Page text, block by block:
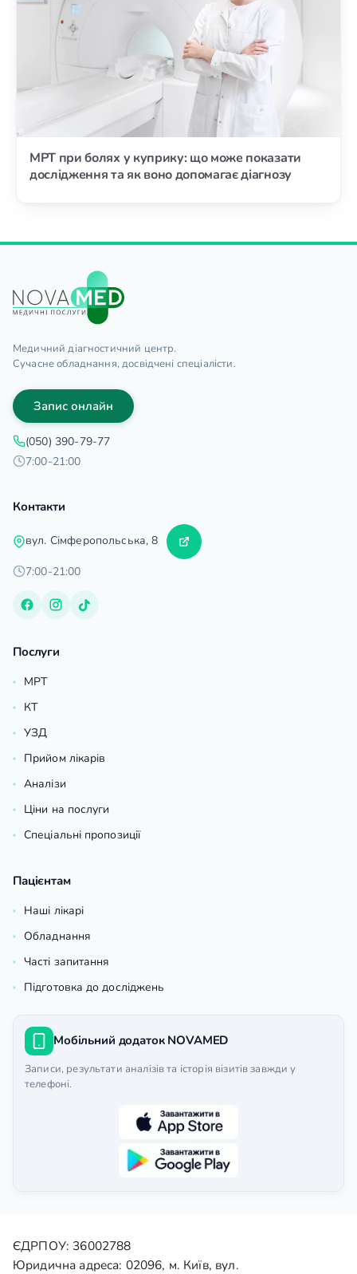
МРТ при болях у куприку: що може показати
дослідження та як воно допомагає діагнозу
Медичний діагностичний центр.
Сучасне обладнання, досвідчені спеціалісти.
Запис онлайн
(050) 390-79-77
7:00-21:00
Контакти
вул. Сімферопольська, 8
7:00-21:00
Послуги
МРТ
КТ
УЗД
Прийом лікарів
Аналізи
Ціни на послуги
Спеціальні пропозиції
Пацієнтам
Наші лікарі
Обладнання
Часті запитання
Підготовка до досліджень
Мобільний додаток NOVAMED
Записи, результати аналізів та історія візитів завжди у
телефоні.
ЄДРПОУ: 36002788
Юридична адреса: 02096, м. Київ, вул.